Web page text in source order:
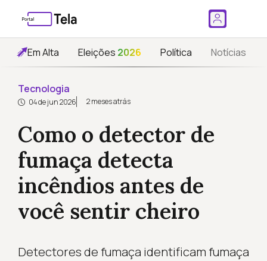
Em Alta Eleições 2026 Política Notícias
Tecnologia
04 de jun 2026 2 meses atrás
Como o detector de
fumaça detecta
incêndios antes de
você sentir cheiro
Detectores de fumaça identificam fumaça